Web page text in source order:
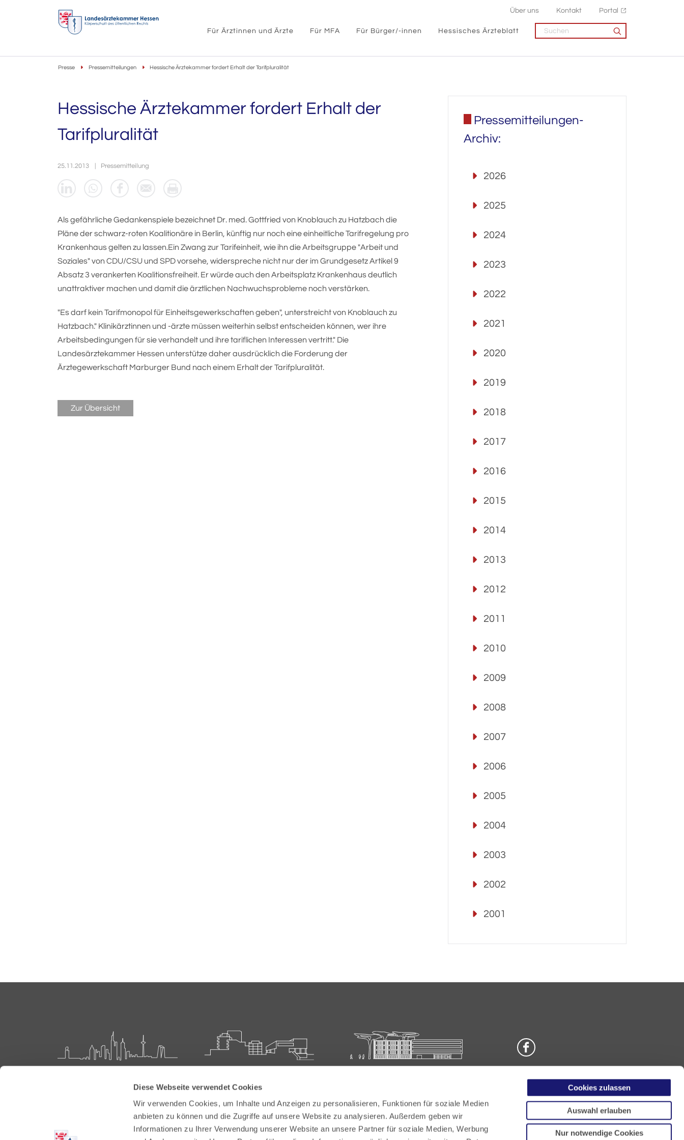
Diese Webseite verwendet Cookies
Wir verwenden Cookies, um Inhalte und Anzeigen zu personalisieren, Funktionen für soziale Medien
anbieten zu können und die Zugriffe auf unsere Website zu analysieren. Außerdem geben wir
Informationen zu Ihrer Verwendung unserer Website an unsere Partner für soziale Medien, Werbung
Cookies zulassen
Auswahl erlauben
Nur notwendige Cookies
Über uns Kontakt Portal
Für Ärztinnen und Ärzte Für MFA Für Bürger/-innen Hessisches Ärzteblatt
Presse Pressemitteilungen Hessische Ärztekammer fordert Erhalt der Tarifpluralität
Hessische Ärztekammer fordert Erhalt der
Tarifpluralität
25.11.2013 Pressemitteilung
Als gefährliche Gedankenspiele bezeichnet Dr. med. Gottfried von Knoblauch zu Hatzbach die
Pläne der schwarz-roten Koalitionäre in Berlin, künftig nur noch eine einheitliche Tarifregelung pro
Krankenhaus gelten zu lassen.Ein Zwang zur Tarifeinheit, wie ihn die Arbeitsgruppe "Arbeit und
Soziales" von CDU/CSU und SPD vorsehe, widerspreche nicht nur der im Grundgesetz Artikel 9
Absatz 3 verankerten Koalitionsfreiheit. Er würde auch den Arbeitsplatz Krankenhaus deutlich
unattraktiver machen und damit die ärztlichen Nachwuchsprobleme noch verstärken.
"Es darf kein Tarifmonopol für Einheitsgewerkschaften geben", unterstreicht von Knoblauch zu
Hatzbach." Klinikärztinnen und -ärzte müssen weiterhin selbst entscheiden können, wer ihre
Arbeitsbedingungen für sie verhandelt und ihre tariflichen Interessen vertritt." Die
Landesärztekammer Hessen unterstütze daher ausdrücklich die Forderung der
Ärztegewerkschaft Marburger Bund nach einem Erhalt der Tarifpluralität.
Zur Übersicht
Pressemitteilungen-
Archiv:
2026
2025
2024
2023
2022
2021
2020
2019
2018
2017
2016
2015
2014
2013
2012
2011
2010
2009
2008
2007
2006
2005
2004
2003
2002
2001
Postfach 60 05 66
Carl-Oelemann-Weg 5
Carl-Oelemann-Weg 5